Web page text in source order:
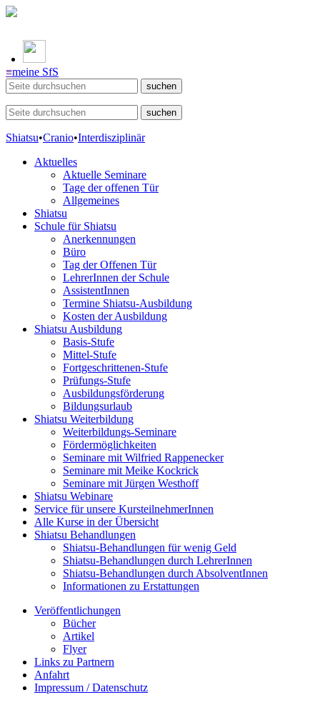
≡meine SfS
Shiatsu•Cranio•Interdisziplinär
Aktuelles
Aktuelle Seminare
Tage der offenen Tür
Allgemeines
Shiatsu
Schule für Shiatsu
Anerkennungen
Büro
Tag der Offenen Tür
LehrerInnen der Schule
AssistentInnen
Termine Shiatsu-Ausbildung
Kosten der Ausbildung
Shiatsu Ausbildung
Basis-Stufe
Mittel-Stufe
Fortgeschrittenen-Stufe
Prüfungs-Stufe
Ausbildungsförderung
Bildungsurlaub
Shiatsu Weiterbildung
Weiterbildungs-Seminare
Fördermöglichkeiten
Seminare mit Wilfried Rappenecker
Seminare mit Meike Kockrick
Seminare mit Jürgen Westhoff
Shiatsu Webinare
Service für unsere KursteilnehmerInnen
Alle Kurse in der Übersicht
Shiatsu Behandlungen
Shiatsu-Behandlungen für wenig Geld
Shiatsu-Behandlungen durch LehrerInnen
Shiatsu-Behandlungen durch AbsolventInnen
Informationen zu Erstattungen
Veröffentlichungen
Bücher
Artikel
Flyer
Links zu Partnern
Anfahrt
Impressum / Datenschutz